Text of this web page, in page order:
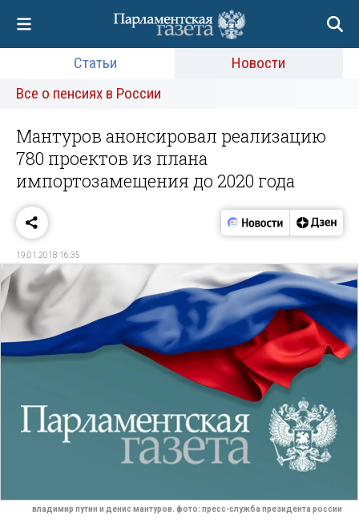
Статьи
Новости
Все о пенсиях в России
Мантуров анонсировал реализацию
780 проектов из плана
импортозамещения до 2020 года
19.01.2018 16:35
владимир путин и денис мантуров. фото: пресс-служба президента россии